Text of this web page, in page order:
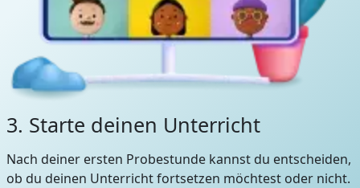
3. Starte deinen Unterricht
Nach deiner ersten Probestunde kannst du entscheiden,
ob du deinen Unterricht fortsetzen möchtest oder nicht.